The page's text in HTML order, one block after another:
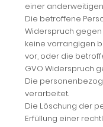
einer
Die betroffene
Widerspruch
keine vorrangigen
vor, oder die
GVO Widerspruch
Die
verarbeitet.
Die Löschung der
Erfüllung einer